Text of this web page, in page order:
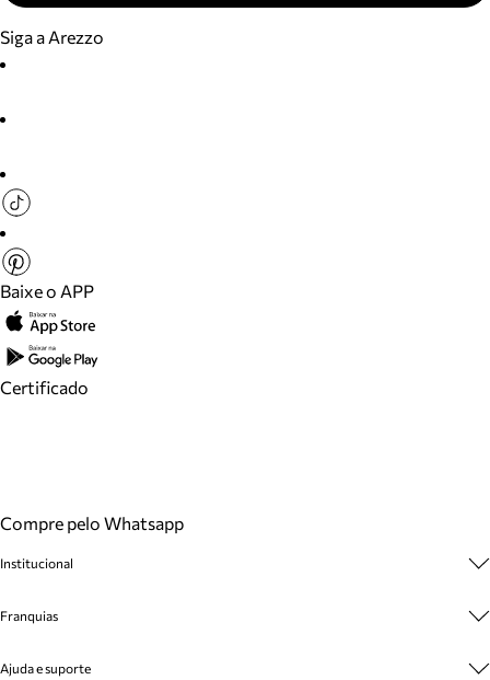
Siga a Arezzo
Baixe o APP
Certificado
Compre pelo Whatsapp
Institucional
Cashback
Franquias
Ajuda e suporte